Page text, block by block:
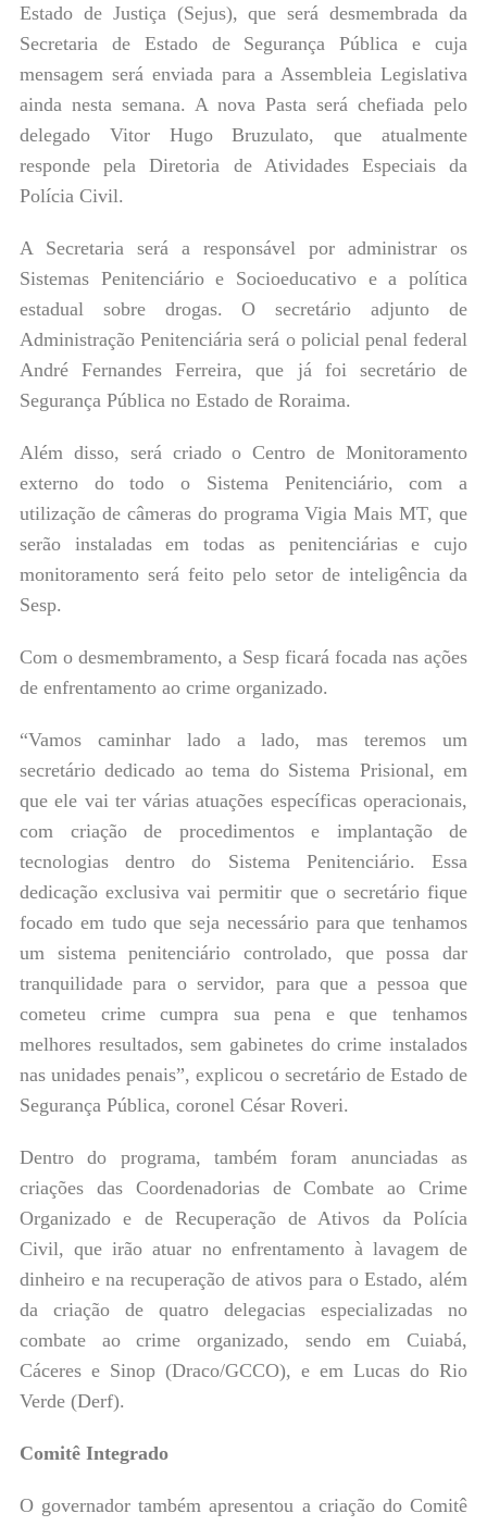
Estado de Justiça (Sejus), que será desmembrada da
Secretaria de Estado de Segurança Pública e cuja
mensagem será enviada para a Assembleia Legislativa
ainda nesta semana. A nova Pasta será chefiada pelo
delegado Vitor Hugo Bruzulato, que atualmente
responde pela Diretoria de Atividades Especiais da
Polícia Civil.
A Secretaria será a responsável por administrar os
Sistemas Penitenciário e Socioeducativo e a política
estadual sobre drogas. O secretário adjunto de
Administração Penitenciária será o policial penal federal
André Fernandes Ferreira, que já foi secretário de
Segurança Pública no Estado de Roraima.
Além disso, será criado o Centro de Monitoramento
externo do todo o Sistema Penitenciário, com a
utilização de câmeras do programa Vigia Mais MT, que
serão instaladas em todas as penitenciárias e cujo
monitoramento será feito pelo setor de inteligência da
Sesp.
Com o desmembramento, a Sesp ficará focada nas ações
de enfrentamento ao crime organizado.
“Vamos caminhar lado a lado, mas teremos um
secretário dedicado ao tema do Sistema Prisional, em
que ele vai ter várias atuações específicas operacionais,
com criação de procedimentos e implantação de
tecnologias dentro do Sistema Penitenciário. Essa
dedicação exclusiva vai permitir que o secretário fique
focado em tudo que seja necessário para que tenhamos
um sistema penitenciário controlado, que possa dar
tranquilidade para o servidor, para que a pessoa que
cometeu crime cumpra sua pena e que tenhamos
melhores resultados, sem gabinetes do crime instalados
nas unidades penais”, explicou o secretário de Estado de
Segurança Pública, coronel César Roveri.
Dentro do programa, também foram anunciadas as
criações das Coordenadorias de Combate ao Crime
Organizado e de Recuperação de Ativos da Polícia
Civil, que irão atuar no enfrentamento à lavagem de
dinheiro e na recuperação de ativos para o Estado, além
da criação de quatro delegacias especializadas no
combate ao crime organizado, sendo em Cuiabá,
Cáceres e Sinop (Draco/GCCO), e em Lucas do Rio
Verde (Derf).
Comitê Integrado
O governador também apresentou a criação do Comitê